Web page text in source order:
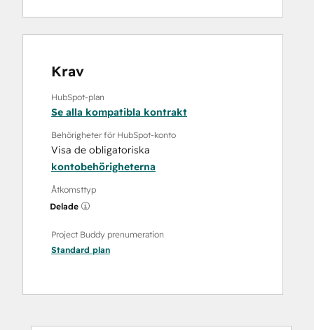
Krav
HubSpot-plan
Se alla kompatibla kontrakt
Behörigheter för HubSpot-konto
Visa de obligatoriska
kontobehörigheterna
Åtkomsttyp
Delade
Project Buddy prenumeration
Standard plan